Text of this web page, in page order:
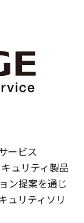
ービス
ュリティ製品
ン提案を通じ
ュリティソリ